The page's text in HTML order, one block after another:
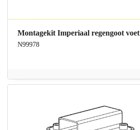
Montagekit Imperiaal regengoot voet
N99978